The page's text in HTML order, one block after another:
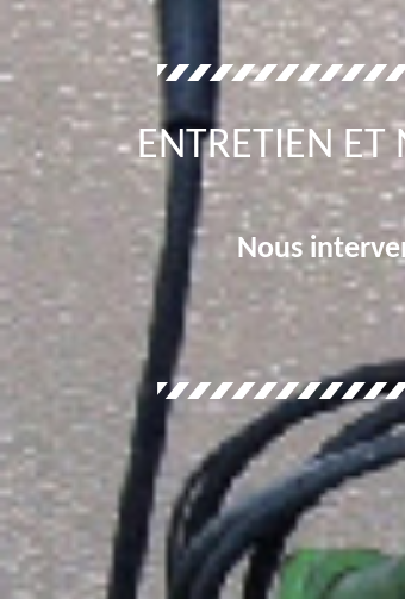
ENTRETIEN ET
Nous